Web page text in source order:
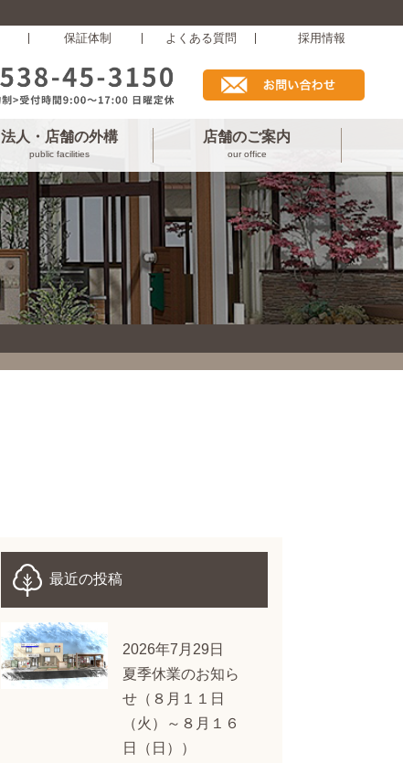
保証体制 よくある質問 採用情報
法人・店舗の外構
public facilities
店舗のご案内
our office
最近の投稿
2026年7月29日
夏季休業のお知ら
せ（８月１１日
（火）～８月１６
日（日））